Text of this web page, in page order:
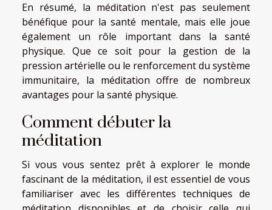
En résumé, la méditation n'est pas seulement
bénéfique pour la santé mentale, mais elle joue
également un rôle important dans la santé
physique. Que ce soit pour la gestion de la
pression artérielle ou le renforcement du système
immunitaire, la méditation offre de nombreux
avantages pour la santé physique.
Comment débuter la
méditation
Si vous vous sentez prêt à explorer le monde
fascinant de la méditation, il est essentiel de vous
familiariser avec les différentes techniques de